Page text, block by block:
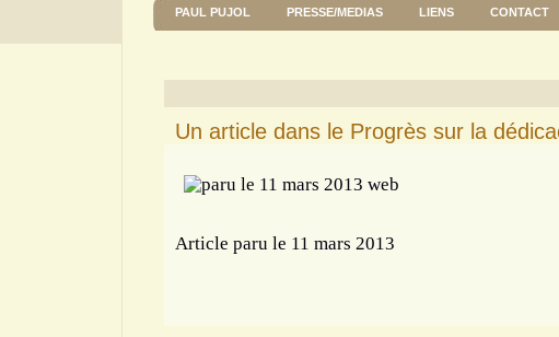
PAUL PUJOL PRESSE/MEDIAS LIENS CONTACT
Un article dans le Progrès sur la
Article paru le 11 mars 2013